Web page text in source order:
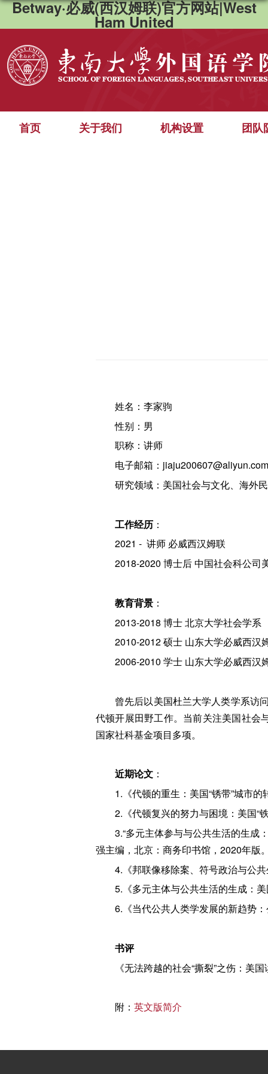
Betway·必威(西汉姆联)官方网站|West
Ham United
首页 关于我们 机构设置 团队
姓名：李家驹
性别：男
职称：讲师
电子邮箱：jiaju200607@aliyun.com
研究领域：美国社会与文化、海外
工作经历 ：
2021 - 讲师 必威西汉姆联
2018-2020 博士后 中国社会科公司
教育背景 ：
2013-2018 博士 北京大学社会学系
2010-2012 硕士 山东大学必威西汉
2006-2010 学士 山东大学必威西汉
曾先后以美国杜兰大学人类学系访
代顿开展田野工作。当前关注美国社会
国家社科基金项目多项。
近期论文 ：
1.《代顿的重生：美国“锈带”城市
2.《代顿复兴的努力与困境：美国“
3.“多元主体参与与公共生活的生成
强主编，北京：商务印书馆，2020年版
4.《邦联像移除案、符号政治与公
5.《多元主体与公共生活的生成：
6.《当代公共人类学发展的新趋势
书评
《无法跨越的社会“撕裂”之伤：美
附： 英文版简介